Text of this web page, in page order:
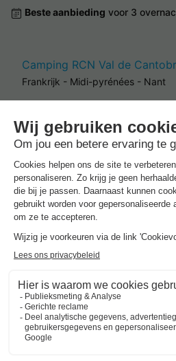
Beste aanbieding voor 3
Camping RCN Val de
Frankrijk - Midi-pyrénées - Nant
Verblijven met
Sur Tarn.
Beste aanbiedingvoor 3
Camping RCN Val de Cantobre
Frankrijk-Midi-pyrénées-Nant
Beste aanbieding